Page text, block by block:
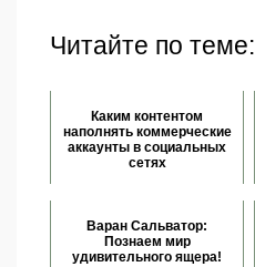
Читайте по теме:
Каким контентом
наполнять коммерческие
аккаунты в социальных
сетях
Варан Сальватор:
Познаем мир
удивительного ящера!